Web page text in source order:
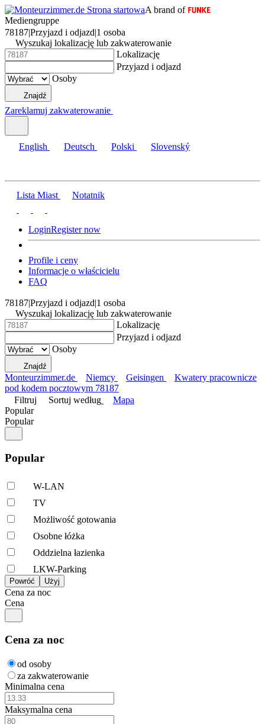
A brand of
Mediengruppe
78187|Przyjazd i odjazd|1 osoba
Wyszukaj lokalizację lub zakwaterowanie
Lokalizację
Przyjazd i odjazd
Osoby
Znajdź
Zareklamuj zakwaterowanie
English Deutsch Polski Slovenský
Lista Miast Notatnik
LoginRegister now
Profile i ceny
Informacje o właścicielu
FAQ
78187|Przyjazd i odjazd|1 osoba
Wyszukaj lokalizację lub zakwaterowanie
Lokalizację
Przyjazd i odjazd
Osoby
Znajdź
Monteurzimmer.de Niemcy Geisingen
Kwatery pracownicze
pod kodem pocztowym 78187
Filtruj
Sortuj według
Mapa
Popular
Popular
Popular
W-LAN
TV
Możliwość gotowania
Osobne łóżka
Oddzielna łazienka
LKW-Parking
Cena za noc
Cena
Cena za noc
od osoby
za zakwaterowanie
Minimalna cena
Maksymalna cena